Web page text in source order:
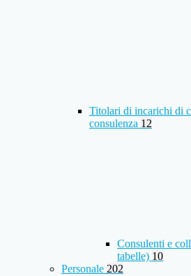
Titolari di incarichi di
consulenza 12
Consulenti e
tabelle) 10
Personale 202